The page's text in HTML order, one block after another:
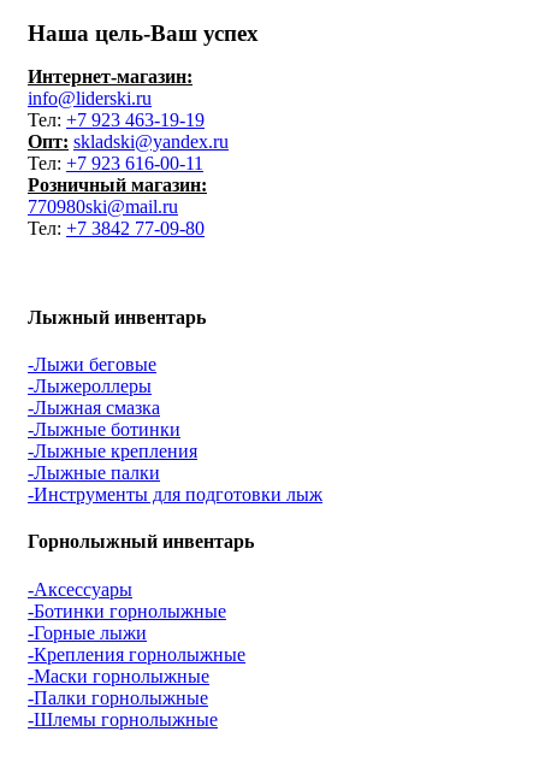
Наша цель-Ваш успех
Интернет-магазин:
info@liderski.ru
Тел: +7 923 463-19-19
Опт: skladski@yandex.ru
Тел: +7 923 616-00-11
Розничный магазин:
770980ski@mail.ru
Тел: +7 3842 77-09-80
Лыжный инвентарь
-Лыжи беговые
-Лыжероллеры
-Лыжная смазка
-Лыжные ботинки
-Лыжные крепления
-Лыжные палки
-Инструменты для подготовки лыж
Горнолыжный инвентарь
-Аксессуары
-Ботинки горнолыжные
-Горные лыжи
-Крепления горнолыжные
-Маски горнолыжные
-Палки горнолыжные
-Шлемы горнолыжные